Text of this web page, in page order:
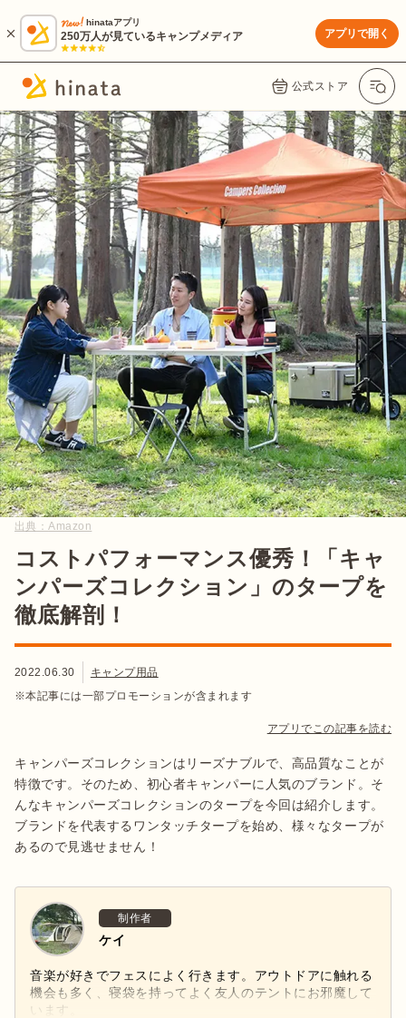
hinataアプリ
250万人が見ているキャンプメディア アプリで開く
公式ストア
出典：Amazon
コストパフォーマンス優秀！「キャ
ンパーズコレクション」のタープを
徹底解剖！
2022.06.30
キャンプ用品
※本記事には一部プロモーションが含まれます
アプリでこの記事を読む
キャンパーズコレクションはリーズナブルで、高品質なことが
特徴です。そのため、初心者キャンパーに人気のブランド。そ
んなキャンパーズコレクションのタープを今回は紹介します。
ブランドを代表するワンタッチタープを始め、様々なタープが
あるので見逃せません！
制作者
ケイ
音楽が好きでフェスによく行きます。アウトドアに触れる
機会も多く、寝袋を持ってよく友人のテントにお邪魔して
います。